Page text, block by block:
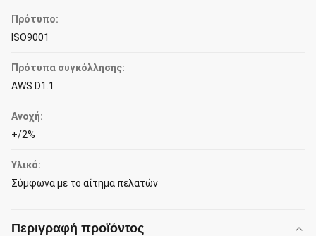
Πρότυπο:
ISO9001
Πρότυπα συγκόλλησης:
AWS D1.1
Ανοχή:
+/2%
Υλικό:
Σύμφωνα με το αίτημα πελατών
Περιγραφή προϊόντος